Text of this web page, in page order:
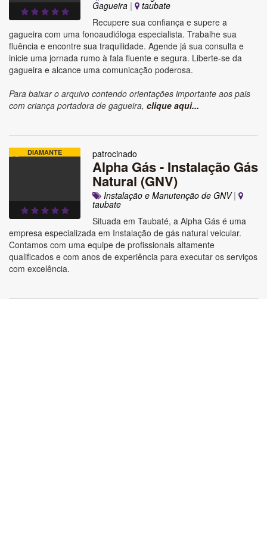
Gagueira |
taubate
Recupere sua confiança e supere a
gagueira com uma fonoaudióloga especialista. Trabalhe sua
fluência e encontre sua traquilidade. Agende já sua consulta e
inicie uma jornada rumo à fala fluente e segura. Liberte-se da
gagueira e alcance uma comunicação poderosa.
Para baixar o arquivo contendo orientações importante aos pais
com criança portadora de gagueira, clique aqui...
DIAMANTE patrocinado
Alpha Gás - Instalação Gás
Natural (GNV)
Instalação e Manutenção de GNV|
taubate
Situada em Taubaté, a Alpha Gás é uma
empresa especializada em Instalação de gás natural veicular.
Contamos com uma equipe de profissionais altamente
qualificados e com anos de experiência para executar os serviços
com excelência.